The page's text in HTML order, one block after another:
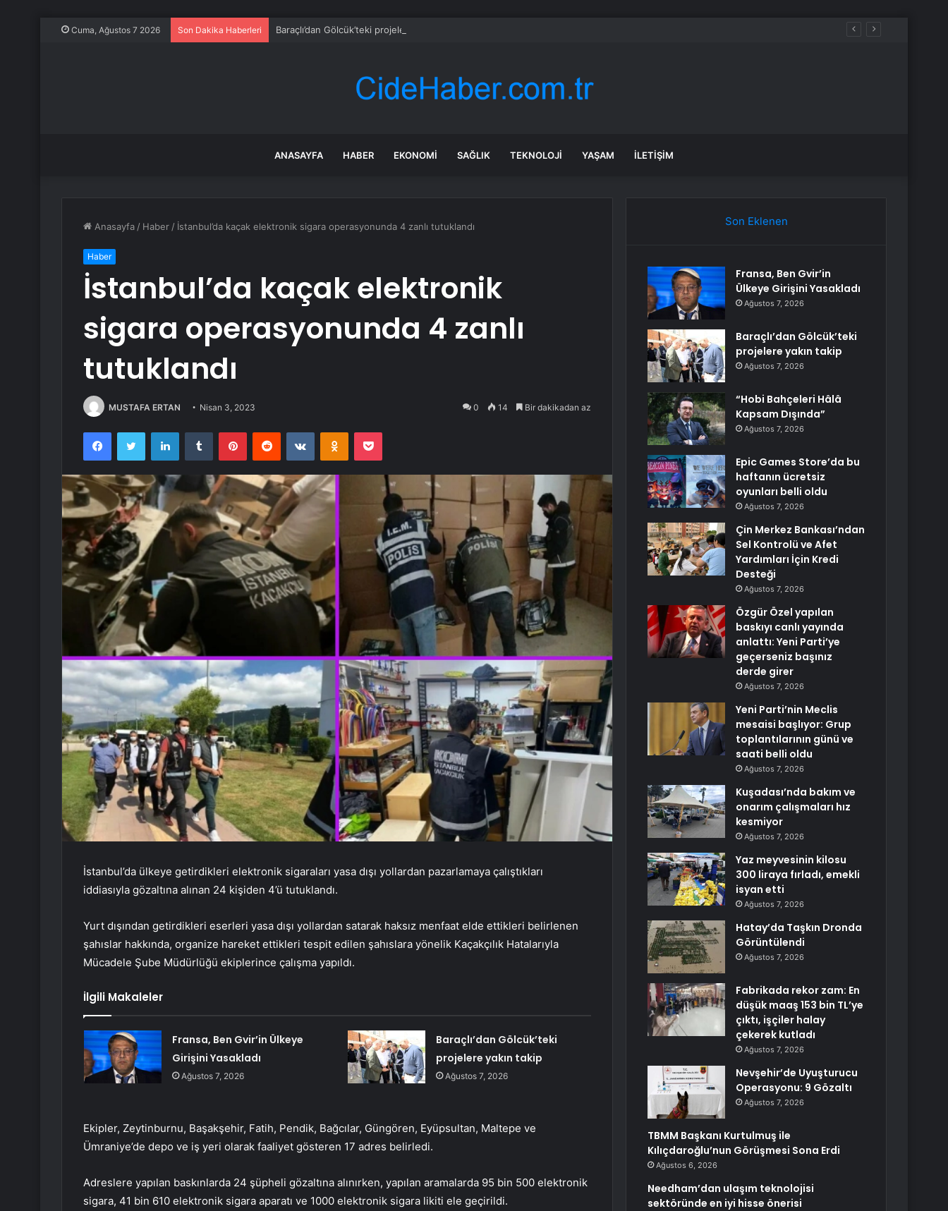
Cuma, Ağustos 7 2026 Son Dakika Haberleri Baraçlı’dan Gölcük’teki projelere yakın takip
ANASAYFA HABER EKONOMI SAĞLIK TEKNOLOJI YAŞAM İLETIŞIM
Anasayfa / Haber / İstanbul’da kaçak elektronik sigara operasyonunda 4 zanlı tutuklandı
Haber
İstanbul’da kaçak elektronik
sigara operasyonunda 4 zanlı
tutuklandı
MUSTAFA ERTAN Nisan 3, 2023 0 14 Bir dakikadan az
FacebookTwitter LinkedInTumblr PinterestReddit VKontakteOdnoklassniki
Pocket
İstanbul’da ülkeye getirdikleri elektronik sigaraları yasa dışı yollardan pazarlamaya çalıştıkları
iddiasıyla gözaltına alınan 24 kişiden 4’ü tutuklandı.
Yurt dışından getirdikleri eserleri yasa dışı yollardan satarak haksız menfaat elde ettikleri belirlenen
şahıslar hakkında, organize hareket ettikleri tespit edilen şahıslara yönelik Kaçakçılık Hatalarıyla
Mücadele Şube Müdürlüğü ekiplerince çalışma yapıldı.
İlgili Makaleler
Fransa, Ben Gvir’in Ülkeye
Girişini Yasakladı
Ağustos 7, 2026
Baraçlı’dan Gölcük’teki
projelere yakın takip
Ağustos 7, 2026
Ekipler, Zeytinburnu, Başakşehir, Fatih, Pendik, Bağcılar, Güngören, Eyüpsultan, Maltepe ve
Ümraniye’de depo ve iş yeri olarak faaliyet gösteren 17 adres belirledi.
Adreslere yapılan baskınlarda 24 şüpheli gözaltına alınırken, yapılan aramalarda 95 bin 500 elektronik
sigara, 41 bin 610 elektronik sigara aparatı ve 1000 elektronik sigara likiti ele geçirildi.
Son Eklenen
Fransa, Ben Gvir’in
Ülkeye Girişini Yasakladı
Ağustos 7, 2026
Baraçlı’dan Gölcük’teki
projelere yakın takip
Ağustos 7, 2026
“Hobi Bahçeleri Hâlâ
Kapsam Dışında”
Ağustos 7, 2026
Epic Games Store’da bu
haftanın ücretsiz
oyunları belli oldu
Ağustos 7, 2026
Çin Merkez Bankası’ndan
Sel Kontrolü ve Afet
Yardımları İçin Kredi
Desteği
Ağustos 7, 2026
Özgür Özel yapılan
baskıyı canlı yayında
anlattı: Yeni Parti’ye
geçerseniz başınız
derde girer
Ağustos 7, 2026
Yeni Parti’nin Meclis
mesaisi başlıyor: Grup
toplantılarının günü ve
saati belli oldu
Ağustos 7, 2026
Kuşadası’nda bakım ve
onarım çalışmaları hız
kesmiyor
Ağustos 7, 2026
Yaz meyvesinin kilosu
300 liraya fırladı, emekli
isyan etti
Ağustos 7, 2026
Hatay’da Taşkın Dronda
Görüntülendi
Ağustos 7, 2026
Fabrikada rekor zam: En
düşük maaş 153 bin TL’ye
çıktı, işçiler halay
çekerek kutladı
Ağustos 7, 2026
Nevşehir’de Uyuşturucu
Operasyonu: 9 Gözaltı
Ağustos 7, 2026
TBMM Başkanı Kurtulmuş ile
Kılıçdaroğlu’nun Görüşmesi Sona Erdi
Ağustos 6, 2026
Needham’dan ulaşım teknolojisi
sektöründe en iyi hisse önerisi